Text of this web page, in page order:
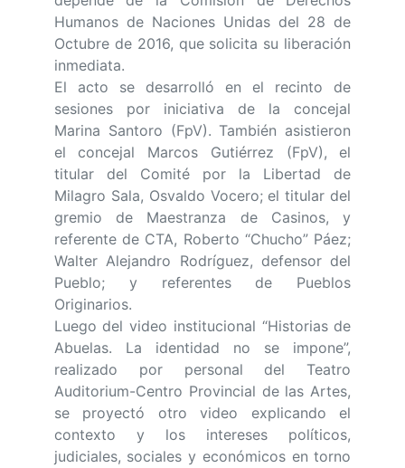
Humanos de Naciones Unidas del 28 de
Octubre de 2016, que solicita su liberación
inmediata.
El acto se desarrolló en el recinto de
sesiones por iniciativa de la concejal
Marina Santoro (FpV). También asistieron
el concejal Marcos Gutiérrez (FpV), el
titular del Comité por la Libertad de
Milagro Sala, Osvaldo Vocero; el titular del
gremio de Maestranza de Casinos, y
referente de CTA, Roberto “Chucho” Páez;
Walter Alejandro Rodríguez, defensor del
Pueblo; y referentes de Pueblos
Originarios.
Luego del video institucional “Historias de
Abuelas. La identidad no se impone”,
realizado por personal del Teatro
Auditorium-Centro Provincial de las Artes,
se proyectó otro video explicando el
contexto y los intereses políticos,
judiciales, sociales y económicos en torno